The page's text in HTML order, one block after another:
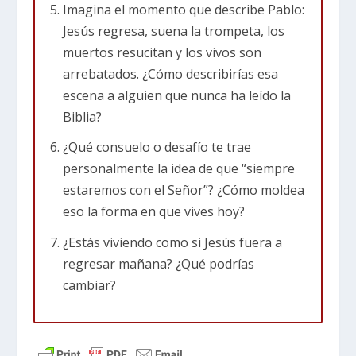
reflejada en las Escrituras.
1 Tesalonicenses 4:17 (NTV)
ellos, los que aún sigamos vivos sobre la tierra
seremos arrebatados en las nubes para
encontrarnos con el Señor en el aire. Entonces
estaremos con el Señor para siempre.
La frase “seremos arrebatados” proviene del
griego harpazō, que significa tomar por la
la Vulgata Latina —una temprana traducción al
latín de la Biblia— harpazō se tradujo como
rapiemur, del verbo rapio, que también significa
Imagina el momento que describe Pablo:
Jesús regresa, suena la trompeta, los
muertos resucitan y los vivos son
arrebatados. ¿Cómo describirías esa
escena a alguien que nunca ha leído la
Biblia?
¿Qué consuelo o desafío te trae
personalmente la idea de que “siempre
estaremos con el Señor”? ¿Cómo moldea
eso la forma en que vives hoy?
¿Estás viviendo como si Jesús fuera a
regresar mañana? ¿Qué podrías
cambiar?